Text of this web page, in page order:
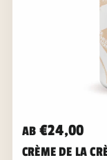
AB €24,00
CRÈME DE LA